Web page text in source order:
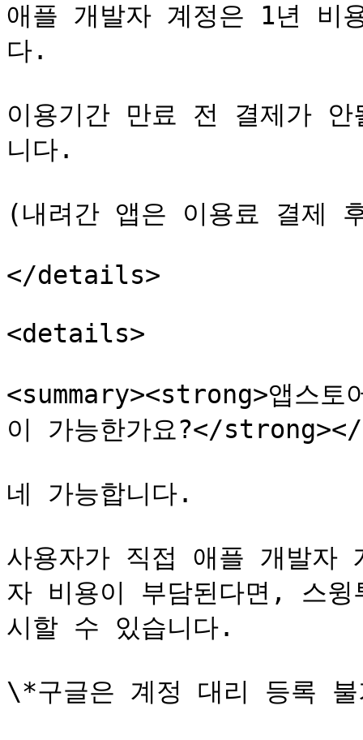
애플 개발자 계정은 1년 비
다.
이용기간 만료 전 결제가
니다.
(내려간 앱은 이용료 결제
</details>
<details>
<summary><strong>앱스토
이 가능한가요?</strong></
네 가능합니다.
사용자가 직접 애플 개발자
자 비용이 부담된다면, 스
시할 수 있습니다.
\*구글은 계정 대리 등록 불